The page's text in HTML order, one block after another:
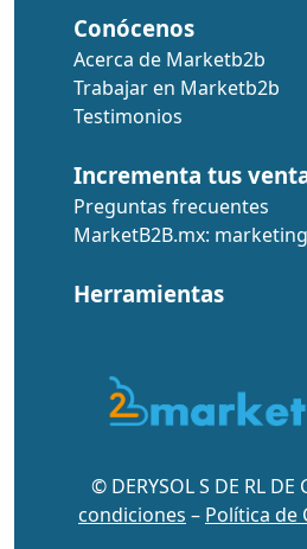
Conócenos
Acerca de Marketb2b
Trabajar en Marketb2b
Testimonios
Incrementa tus
Preguntas frecuentes
MarketB2B.mx:
Herramientas
© DERYSOL S DE RL DE
condiciones – Política de